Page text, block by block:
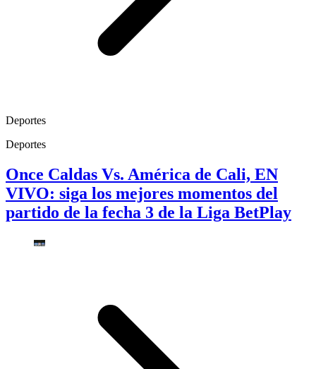
Deportes
Deportes
Once Caldas Vs. América de Cali, EN
VIVO: siga los mejores momentos del
partido de la fecha 3 de la Liga BetPlay